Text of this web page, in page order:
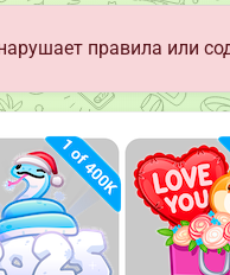
правила или